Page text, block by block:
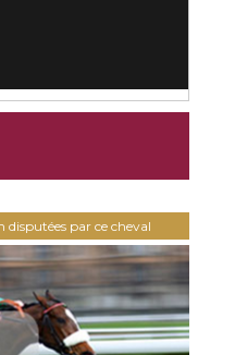
disputées par ce cheval